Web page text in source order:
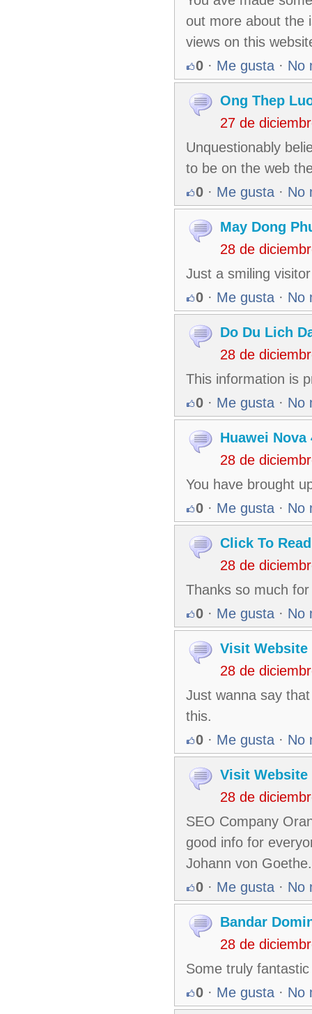
out more about the
views on this
0 · Me gusta · No
Ong Thep
27 de
Unquestionably
to be on the web
0 · Me gusta · No
May Dong
28 de
Just a smiling
0 · Me gusta · No
Do Du Lich
28 de
This information is
0 · Me gusta · No
Huawei Nova
28 de
You have brought
0 · Me gusta · No
Click To Read
28 de
Thanks so much
0 · Me gusta · No
Visit Website
28 de
Just wanna say
this.
0 · Me gusta · No
Visit Website
28 de
SEO Company
good info for
Johann von Goethe.
0 · Me gusta · No
Bandar
28 de
Some truly
0 · Me gusta · No